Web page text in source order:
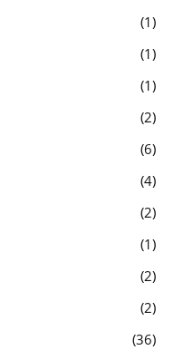
1
1
1
2
6
4
2
1
2
2
36